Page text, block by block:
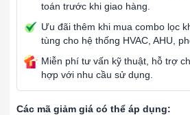
toán trước khi giao hàng.
Ưu đãi thêm khi mua combo lọc
tùng cho hệ thống HVAC, AHU,
Miễn phí tư vấn kỹ thuật, hỗ trợ
hợp với nhu cầu sử dụng.
Các mã giảm giá có thể áp dụng: